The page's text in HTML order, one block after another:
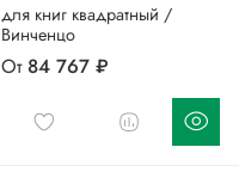
для книг квадратный /
Винченцо
От 84 767 ₽